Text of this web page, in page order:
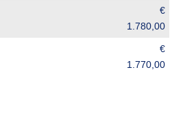
€
1.780,00
€
1.770,00